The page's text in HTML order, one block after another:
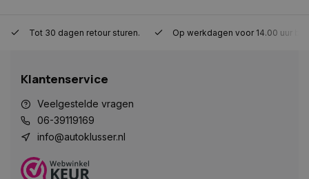
Tot 30 dagen retour sturen. Op werkdagen voor 14.00 uur
Klantenservice
Veelgestelde vragen
06-39119169
info@autoklusser.nl
website kan niet goed worden gebruikt zonder de
session_id